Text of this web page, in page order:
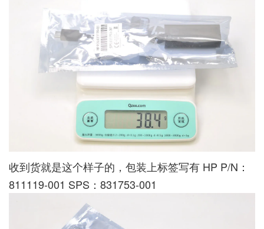
收到货就是这个样子的，包装上标签写有 HP P/N：
811119-001 SPS：831753-001